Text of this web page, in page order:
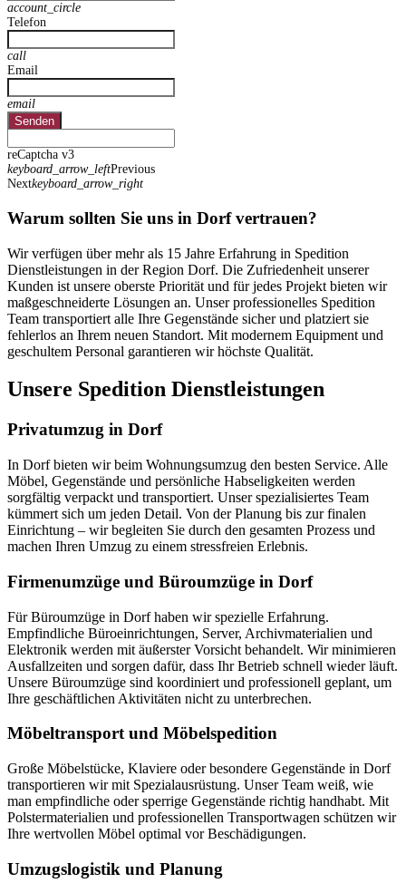
account_circle
Telefon
call
Email
email
Senden
reCaptcha v3
keyboard_arrow_leftPrevious
Nextkeyboard_arrow_right
Warum sollten Sie uns in Dorf vertrauen?
Wir verfügen über mehr als 15 Jahre Erfahrung in Spedition
Dienstleistungen in der Region Dorf. Die Zufriedenheit unserer
Kunden ist unsere oberste Priorität und für jedes Projekt bieten wir
maßgeschneiderte Lösungen an. Unser professionelles Spedition
Team transportiert alle Ihre Gegenstände sicher und platziert sie
fehlerlos an Ihrem neuen Standort. Mit modernem Equipment und
geschultem Personal garantieren wir höchste Qualität.
Unsere Spedition Dienstleistungen
Privatumzug in Dorf
In Dorf bieten wir beim Wohnungsumzug den besten Service. Alle
Möbel, Gegenstände und persönliche Habseligkeiten werden
sorgfältig verpackt und transportiert. Unser spezialisiertes Team
kümmert sich um jeden Detail. Von der Planung bis zur finalen
Einrichtung – wir begleiten Sie durch den gesamten Prozess und
machen Ihren Umzug zu einem stressfreien Erlebnis.
Firmenumzüge und Büroumzüge in Dorf
Für Büroumzüge in Dorf haben wir spezielle Erfahrung.
Empfindliche Büroeinrichtungen, Server, Archivmaterialien und
Elektronik werden mit äußerster Vorsicht behandelt. Wir minimieren
Ausfallzeiten und sorgen dafür, dass Ihr Betrieb schnell wieder läuft.
Unsere Büroumzüge sind koordiniert und professionell geplant, um
Ihre geschäftlichen Aktivitäten nicht zu unterbrechen.
Möbeltransport und Möbelspedition
Große Möbelstücke, Klaviere oder besondere Gegenstände in Dorf
transportieren wir mit Spezialausrüstung. Unser Team weiß, wie
man empfindliche oder sperrige Gegenstände richtig handhabt. Mit
Polstermaterialien und professionellen Transportwagen schützen wir
Ihre wertvollen Möbel optimal vor Beschädigungen.
Umzugslogistik und Planung